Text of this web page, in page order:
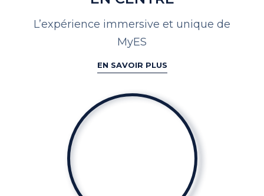
L’expérience immersive et unique de
MyES
EN SAVOIR PLUS